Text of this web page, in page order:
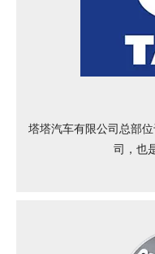
塔塔汽车有限公司总部
司，也